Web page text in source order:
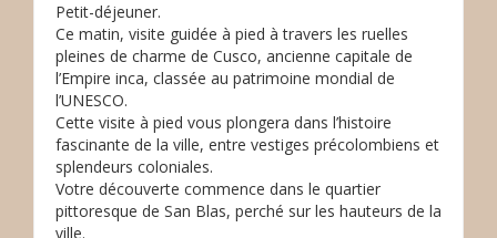
Petit-déjeuner.
Ce matin, visite guidée à pied à travers les ruelles
pleines de charme de Cusco, ancienne capitale de
l’Empire inca, classée au patrimoine mondial de
l’UNESCO.
Cette visite à pied vous plongera dans l’histoire
fascinante de la ville, entre vestiges précolombiens et
splendeurs coloniales.
Votre découverte commence dans le quartier
pittoresque de San Blas, perché sur les hauteurs de la
ville.